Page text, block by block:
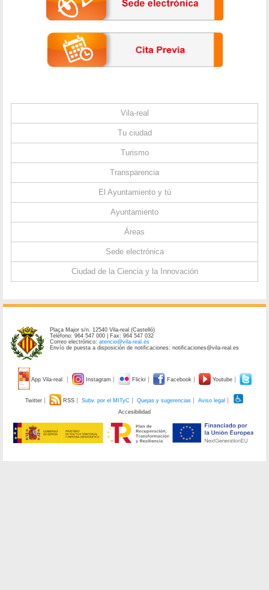
Vila-real
Tu ciudad
Turismo
Transparencia
El Ayuntamiento y tú
Ayuntamiento
Áreas
Sede electrónica
Ciudad de la Ciencia y la Innovación
Plaça Major s/n. 12540 Vila-real (Castelló)
Teléfono: 964 547 000 | Fax: 964 547 032
Correo electrónico:atencio@vila-real.es
Envío de puesta a disposición de notificaciones: notificaciones@vila-real.es
App Vila-real Instagram Flickr Facebook Youtube
Twitter RSS Subv. por el MITyC Quejas y sugerencias
Aviso legal
Accesibilidad